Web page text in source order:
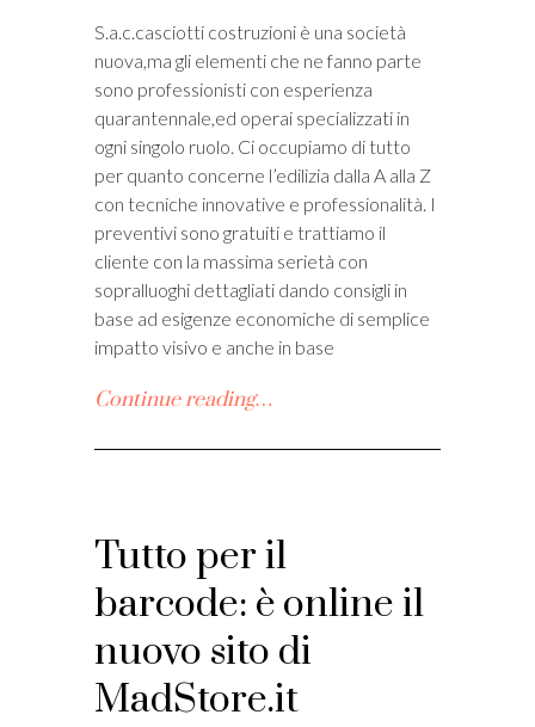
S.a.c.casciotti costruzioni è una società
nuova,ma gli elementi che ne fanno parte
sono professionisti con esperienza
quarantennale,ed operai specializzati in
ogni singolo ruolo. Ci occupiamo di tutto
per quanto concerne l’edilizia dalla A alla Z
con tecniche innovative e professionalità. I
preventivi sono gratuiti e trattiamo il
cliente con la massima serietà con
sopralluoghi dettagliati dando consigli in
base ad esigenze economiche di semplice
impatto visivo e anche in base
Continue reading…
Tutto per il
barcode: è online il
nuovo sito di
MadStore.it